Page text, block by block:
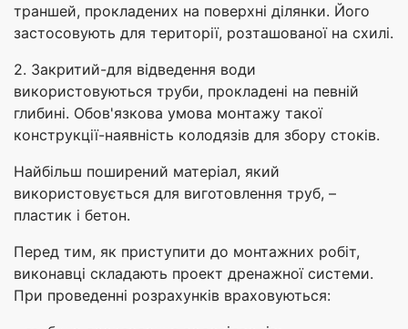
траншей, прокладених на поверхні ділянки. Його
застосовують для території, розташованої на схилі.
2. Закритий-для відведення води
використовуються труби, прокладені на певній
глибині. Обов'язкова умова монтажу такої
конструкції-наявність колодязів для збору стоків.
Найбільш поширений матеріал, який
використовується для виготовлення труб, –
пластик і бетон.
Перед тим, як приступити до монтажних робіт,
виконавці складають проект дренажної системи.
При проведенні розрахунків враховуються: